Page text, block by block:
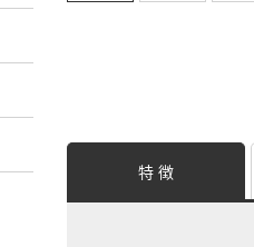
特 徴